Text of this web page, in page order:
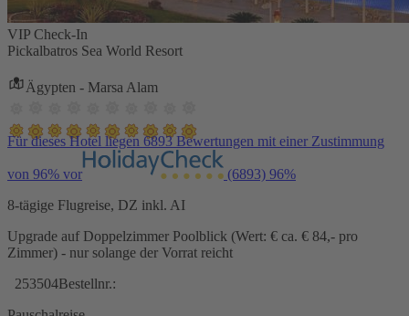
VIP Check-In
Pickalbatros Sea World Resort
Ägypten - Marsa Alam
Für dieses Hotel liegen 6893 Bewertungen mit einer Zustimmung
von 96% vor (6893) 96%
8-tägige Flugreise, DZ inkl. AI
Upgrade auf Doppelzimmer Poolblick (Wert: € ca. € 84,- pro
Zimmer) - nur solange der Vorrat reicht
253504Bestellnr.: